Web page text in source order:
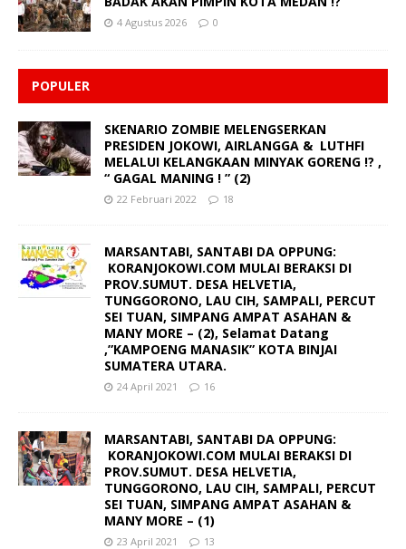
4 Agustus 2026 0
POPULER
SKENARIO ZOMBIE MELENGSERKAN
PRESIDEN JOKOWI, AIRLANGGA & LUTHFI
MELALUI KELANGKAAN MINYAK GORENG !? ,
“ GAGAL MANING ! ” (2)
22 Februari 2022 18
MARSANTABI, SANTABI DA OPPUNG:
KORANJOKOWI.COM MULAI BERAKSI DI
PROV.SUMUT. DESA HELVETIA,
TUNGGORONO, LAU CIH, SAMPALI, PERCUT
SEI TUAN, SIMPANG AMPAT ASAHAN &
MANY MORE – (2), Selamat Datang
,”KAMPOENG MANASIK” KOTA BINJAI
SUMATERA UTARA.
24 April 2021 16
MARSANTABI, SANTABI DA OPPUNG:
KORANJOKOWI.COM MULAI BERAKSI DI
PROV.SUMUT. DESA HELVETIA,
TUNGGORONO, LAU CIH, SAMPALI, PERCUT
SEI TUAN, SIMPANG AMPAT ASAHAN &
MANY MORE – (1)
23 April 2021 13